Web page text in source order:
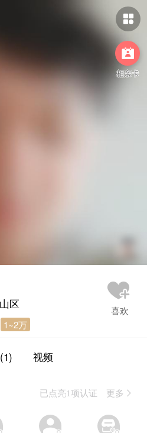


相亲卡
区
1~2万
视频
已点亮1项认证 更多
 